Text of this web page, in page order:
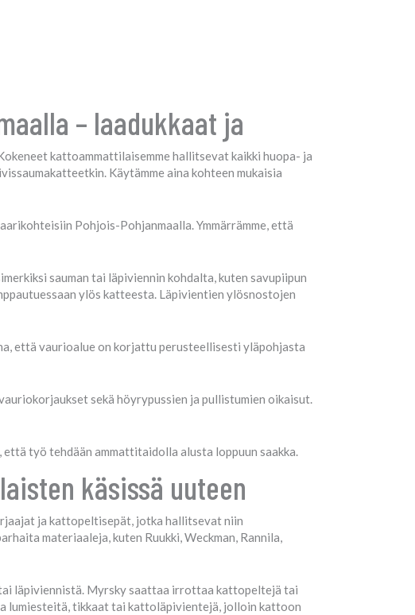
– laadukkaat ja
kattoammattilaisemme hallitsevat kaikki huopa- ja
Käytämme aina kohteen mukaisia
Pohjois-Pohjanmaalla. Ymmärrämme, että
sauman tai läpiviennin kohdalta, kuten savupiipun
ylös katteesta. Läpivientien ylösnostojen
että vaurioalue on korjattu perusteellisesti yläpohjasta
sekä höyrypussien ja pullistumien oikaisut.
työ tehdään ammattitaidolla alusta loppuun saakka.
käsissä uuteen
ja kattopeltisepät, jotka hallitsevat niin
materiaaleja, kuten Ruukki, Weckman, Rannila,
läpiviennistä. Myrsky saattaa irrottaa kattopeltejä tai
lumiesteitä, tikkaat tai kattoläpivientejä, jolloin kattoon